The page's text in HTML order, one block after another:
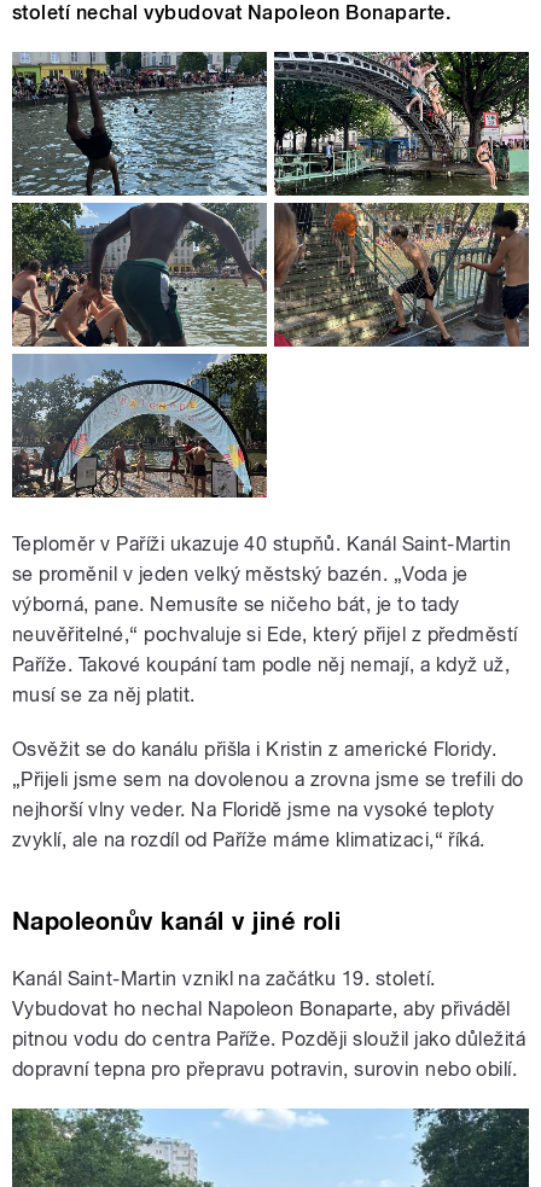
století nechal vybudovat Napoleon Bonaparte.
Teploměr v Paříži ukazuje 40 stupňů. Kanál Saint-Martin
se proměnil v jeden velký městský bazén. „Voda je
výborná, pane. Nemusíte se ničeho bát, je to tady
neuvěřitelné,“ pochvaluje si Ede, který přijel z předměstí
Paříže. Takové koupání tam podle něj nemají, a když už,
musí se za něj platit.
Osvěžit se do kanálu přišla i Kristin z americké Floridy.
„Přijeli jsme sem na dovolenou a zrovna jsme se trefili do
nejhorší vlny veder. Na Floridě jsme na vysoké teploty
zvyklí, ale na rozdíl od Paříže máme klimatizaci,“ říká.
Napoleonův kanál v jiné roli
Kanál Saint-Martin vznikl na začátku 19. století.
Vybudovat ho nechal Napoleon Bonaparte, aby přiváděl
pitnou vodu do centra Paříže. Později sloužil jako důležitá
dopravnítepna pro přepravu potravin, surovin nebo obilí.